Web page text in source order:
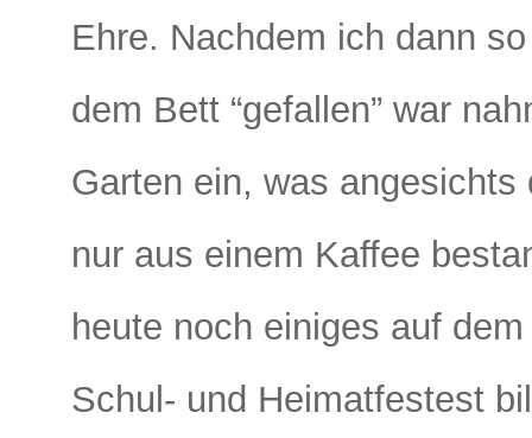
Ehre. Nachdem ich dann
dem Bett “gefallen” war
Garten ein, was
nur aus einem Kaffee
heute noch einiges auf
Schul- und Heimatfestest